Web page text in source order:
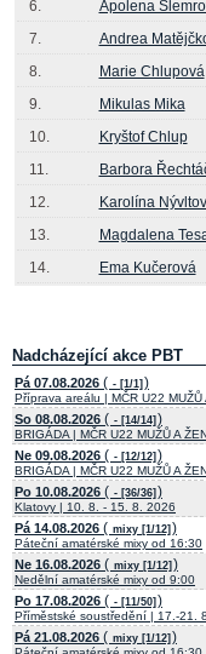
6.
Apolena
7.
Andrea
8.
Marie Chlupová
9.
Mikulas Mika
10.
Kryštof Chlup
11.
Barbora
12.
Karolína
13.
Magdalena
14.
Ema Kučerová
Nadcházející akce PBT
Pá 07.08.2026 ( - [1/1] )
Příprava areálu | MČR U22 MUŽŮ
So 08.08.2026 ( - [14/14] )
BRIGÁDA | MČR U22 MUŽŮ A
Ne 09.08.2026 ( - [12/12] )
BRIGÁDA | MČR U22 MUŽŮ A
Po 10.08.2026 ( - [36/36] )
Klatovy | 10. 8. - 15. 8. 2026
Pá 14.08.2026 ( mixy [1/12] )
Páteční amatérské mixy od 16:30
Ne 16.08.2026 ( mixy [1/12] )
Nedělní amatérské mixy od 9:00
Po 17.08.2026 ( - [11/50] )
Příměstské soustředění | 17.-21.
Pá 21.08.2026 ( mixy [1/12] )